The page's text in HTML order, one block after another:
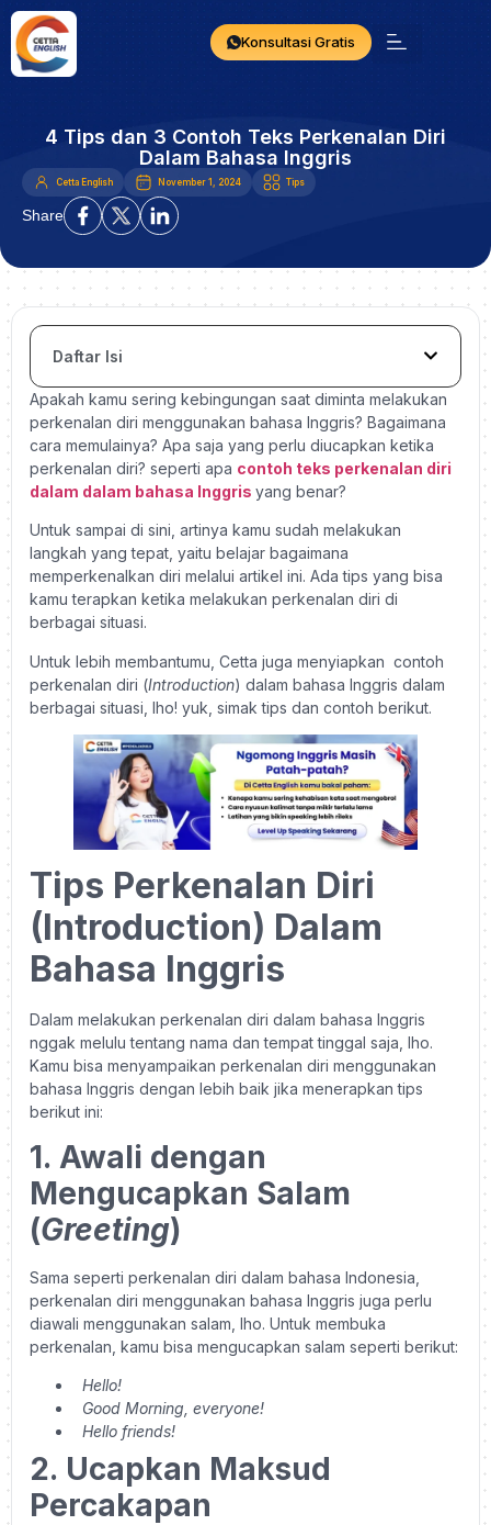
Konsultasi Gratis
4 Tips dan 3 Contoh Teks Perkenalan Diri
Dalam Bahasa Inggris
Cetta English November 1, 2024 Tips
Share
Daftar Isi
Apakah kamu sering kebingungan saat diminta melakukan
perkenalan diri menggunakan bahasa Inggris? Bagaimana
cara memulainya? Apa saja yang perlu diucapkan ketika
perkenalan diri? seperti apa contoh teks perkenalan diri
dalam dalam bahasa Inggris yang benar?
Untuk sampai di sini, artinya kamu sudah melakukan
langkah yang tepat, yaitu belajar bagaimana
memperkenalkan diri melalui artikel ini. Ada tips yang bisa
kamu terapkan ketika melakukan perkenalan diri di
berbagai situasi.
Untuk lebih membantumu, Cetta juga menyiapkan contoh
perkenalan diri (Introduction) dalam bahasa Inggris dalam
berbagai situasi, lho! yuk, simak tips dan contoh berikut.
Tips Perkenalan Diri
(Introduction) Dalam
Bahasa Inggris
Dalam melakukan perkenalan diri dalam bahasa Inggris
nggak melulu tentang nama dan tempat tinggal saja, lho.
Kamu bisa menyampaikan perkenalan diri menggunakan
bahasa Inggris dengan lebih baik jika menerapkan tips
berikut ini:
1. Awali dengan
Mengucapkan Salam
(Greeting)
Sama seperti perkenalan diri dalam bahasa Indonesia,
perkenalan diri menggunakan bahasa Inggris juga perlu
diawali menggunakan salam, lho. Untuk membuka
perkenalan, kamu bisa mengucapkan salam seperti berikut:
Hello!
Good Morning, everyone!
Hello friends!
2. Ucapkan Maksud
Percakapan